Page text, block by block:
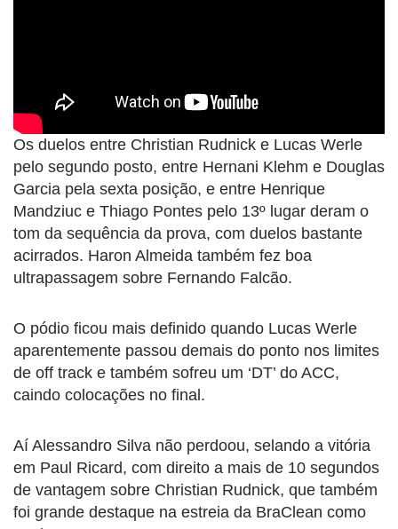
Os duelos entre Christian Rudnick e Lucas Werle
pelo segundo posto, entre Hernani Klehm e Douglas
Garcia pela sexta posição, e entre Henrique
Mandziuc e Thiago Pontes pelo 13º lugar deram o
tom da sequência da prova, com duelos bastante
acirrados. Haron Almeida também fez boa
ultrapassagem sobre Fernando Falcão.
O pódio ficou mais definido quando Lucas Werle
aparentemente passou demais do ponto nos limites
de off track e também sofreu um ‘DT’ do ACC,
caindo colocações no final.
Aí Alessandro Silva não perdoou, selando a vitória
em Paul Ricard, com direito a mais de 10 segundos
de vantagem sobre Christian Rudnick, que também
foi grande destaque na estreia da BraClean como